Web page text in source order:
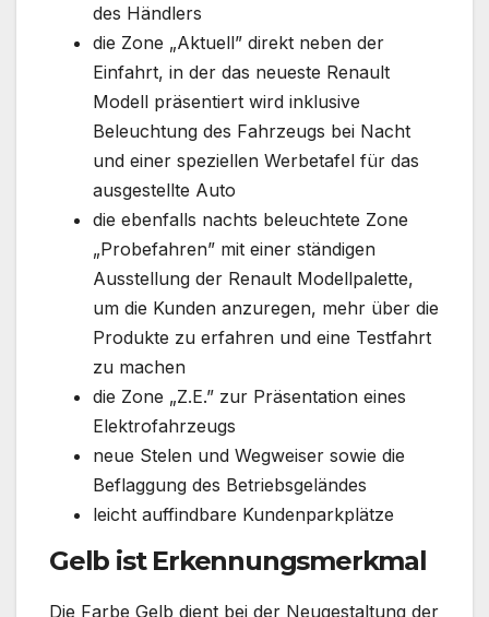
des Händlers
die Zone „Aktuell” direkt neben der
Einfahrt, in der das neueste Renault
Modell präsentiert wird inklusive
Beleuchtung des Fahrzeugs bei Nacht
und einer speziellen Werbetafel für das
ausgestellte Auto
die ebenfalls nachts beleuchtete Zone
„Probefahren” mit einer ständigen
Ausstellung der Renault Modellpalette,
um die Kunden anzuregen, mehr über die
Produkte zu erfahren und eine Testfahrt
zu machen
die Zone „Z.E.” zur Präsentation eines
Elektrofahrzeugs
neue Stelen und Wegweiser sowie die
Beflaggung des Betriebsgeländes
leicht auffindbare Kundenparkplätze
Gelb ist Erkennungsmerkmal
Die Farbe Gelb dient bei der Neugestaltung der